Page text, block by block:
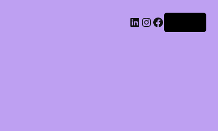
LinkedIn
Instagram
Facebook